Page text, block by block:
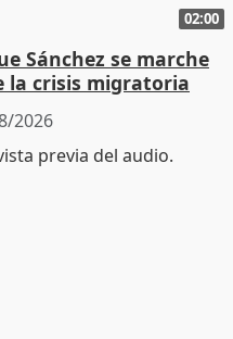
02:00
Sánchez se marche
la crisis migratoria
2026